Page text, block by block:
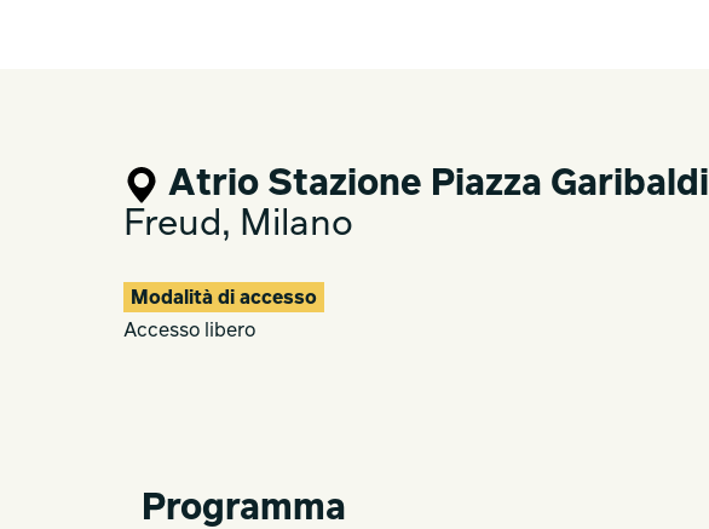
Atrio Stazione Piazza Garibaldi
Freud, Milano
Modalità di accesso
Accesso libero
Programma